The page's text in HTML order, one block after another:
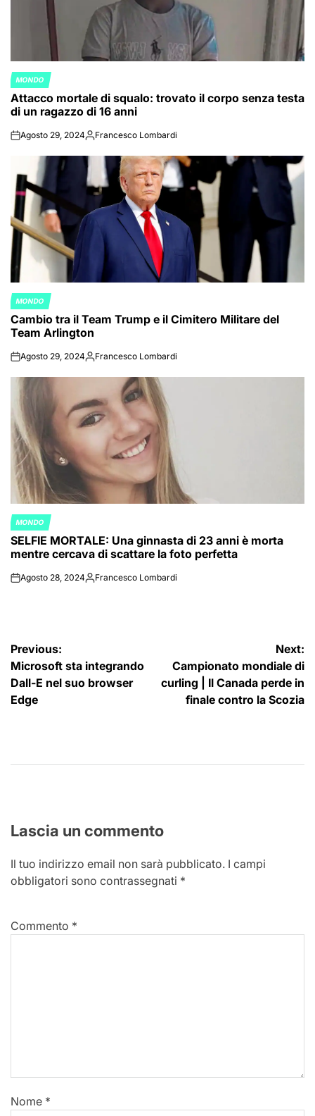
POSTED
IN
MONDO
Attacco mortale di squalo: trovato il corpo senza testa
di un ragazzo di 16 anni
onAgosto 29, 2024Posted
Francesco Lombardi
POSTED
IN
MONDO
Cambio tra il Team Trump e il Cimitero Militare del
Team Arlington
onAgosto 29, 2024Posted
Francesco Lombardi
POSTED
IN
MONDO
SELFIE MORTALE: Una ginnasta di 23 anni è morta
mentre cercava di scattare la foto perfetta
onAgosto 28, 2024Posted
Francesco Lombardi
Navigazione
articoli
Previous:
Microsoft sta integrando
Dall-E nel suo browser
Edge
Next:
Campionato mondiale di
curling | Il Canada perde in
finale contro la Scozia
Lascia un commento
Il tuo indirizzo email non sarà pubblicato. I campi
obbligatori sono contrassegnati *
Commento *
Nome *